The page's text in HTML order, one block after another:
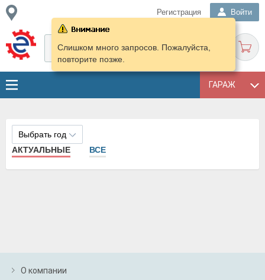
Регистрация Войти
ГАРАЖ
Слишком много запросов. Пожалуйста,
повторите позже.
Выбрать год
АКТУАЛЬНЫЕ
ВСЕ
О компании